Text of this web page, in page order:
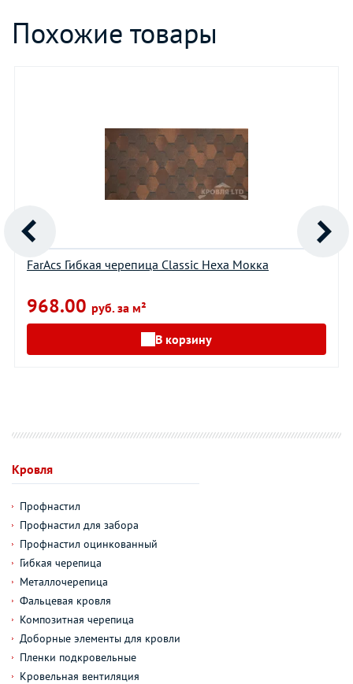
Похожие товары
FarAcs Гибкая черепица Classic Hexa Мокка
968.00 руб. за м²
В корзину
Кровля
Профнастил
Профнастил для забора
Профнастил оцинкованный
Гибкая черепица
Металлочерепица
Фальцевая кровля
Композитная черепица
Доборные элементы для кровли
Пленки подкровельные
Кровельная вентиляция